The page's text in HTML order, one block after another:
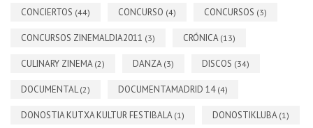
CONCIERTOS (44) CONCURSO (4) CONCURSOS (3)
CONCURSOS ZINEMALDIA2011 (3) CRÓNICA (13)
CULINARY ZINEMA (2) DANZA (3) DISCOS (34)
DOCUMENTAL(2) DOCUMENTAMADRID 14 (4)
DONOSTIA KUTXA KULTUR FESTIBALA (1) DONOSTIKLUBA (1)